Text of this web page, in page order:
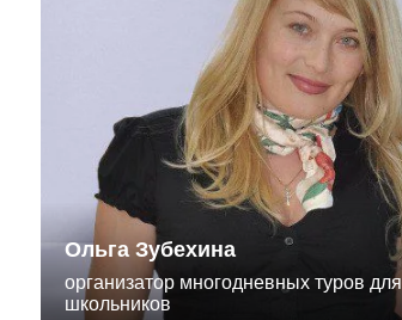
Ольга Зубехина
организатор многодневных туров для
школьников